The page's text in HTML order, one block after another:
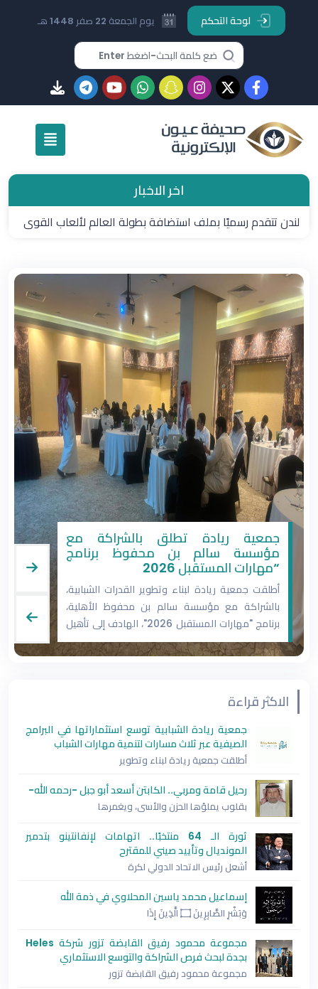
لوحة التحكم يوم الجمعة 22 صفر 1448 هـ
اخر الاخبار
لندن تتقدم رسميًا بملف استضافة بطولة العالم لألعاب القوى
جمعية ريادة تطلق بالشراكة مع
مؤسسة سالم بن محفوظ برنامج
“مهارات المستقبل 2026
أطلقت جمعية ريادة لبناء وتطوير القدرات الشبابية،
بالشراكة مع مؤسسة سالم بن محفوظ الأهلية،
برنامج "مهارات المستقبل 2026"، الهادف إلى تأهيل
الكوادر العاملة مع الشباب في القطاع غير الربحي،
وتعزيز
الاكثر قراءة
جمعية ريادة الشبابية توسع استثماراتها في البرامج
الصيفية عبر ثلاث مسارات لتنمية مهارات الشباب
أطلقت جمعية ريادة لبناء وتطوير
رحيل قامة ومربي.. الكابتن أسعد أبو جبل -رحمه الله-
بقلوب يملؤها الحزن والأسى، ويغمرها
ثورة الـ 64 منتخبًا.. اتهامات لإنفانتينو بتدمير
المونديال وتأييد صيني للمقترح
أشعل رئيس الاتحاد الدولي لكرة
إسماعيل محمد ياسين المحلاوي في ذمة الله
وَبَشِّرِ الصَّابِرِينَ ۝ الَّذِينَ إِذَا
مجموعة محمود رفيق القابضة تزور شركة Heles
بجدة لبحث فرص الشراكة والتوسع الاستثماري
مجموعة محمود رفيق القابضة تزور